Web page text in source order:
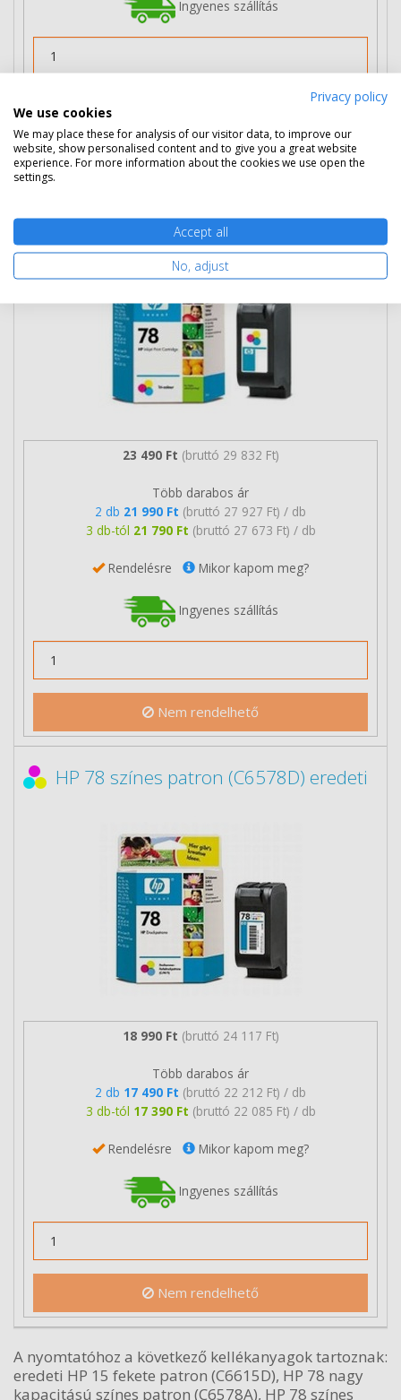
Ingyenes szállítás
HP 78 nagy kapacitású színes patron
23 490 Ft (bruttó 29 832 Ft)
Több darabos ár
2 db 21 990 Ft (bruttó 27 927 Ft) / db
3 db-tól 21 790 Ft (bruttó 27 673 Ft) / db
Rendelésre Mikor kapom meg?
Ingyenes szállítás
Nem rendelhető
HP 78 színes patron (C6578D) eredeti
18 990 Ft (bruttó 24 117 Ft)
Több darabos ár
2 db 17 490 Ft (bruttó 22 212 Ft) / db
3 db-tól 17 390 Ft (bruttó 22 085 Ft) / db
Rendelésre Mikor kapom meg?
Ingyenes szállítás
Nem rendelhető
A nyomtatóhoz a következő kellékanyagok tartoznak:
eredeti HP 15 fekete patron (C6615D), HP 78 nagy
kapacitású színes patron (C6578A), HP 78 színes
Privacy policy
We use cookies
We may place these for analysis of our visitor data, to improve our
website, show personalised content and to give you a great website
experience. For more information about the cookies we use open the
settings.
Accept all
No, adjust